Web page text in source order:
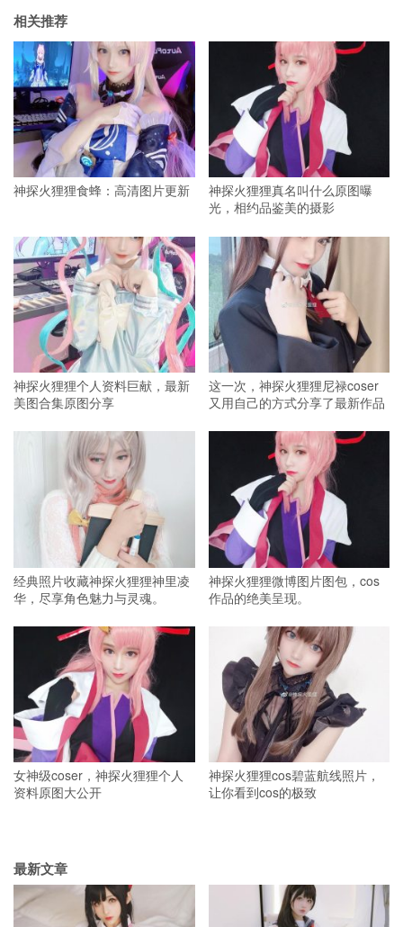
相关推荐
神探火狸狸食蜂：高清图片更新
神探火狸狸真名叫什么原图曝
光，相约品鉴美的摄影
神探火狸狸个人资料巨献，最新
美图合集原图分享
这一次，神探火狸狸尼禄coser
又用自己的方式分享了最新作品
经典照片收藏神探火狸狸神里凌
华，尽享角色魅力与灵魂。
神探火狸狸微博图片图包，cos
作品的绝美呈现。
女神级coser，神探火狸狸个人
资料原图大公开
神探火狸狸cos碧蓝航线照片，
让你看到cos的极致
最新文章